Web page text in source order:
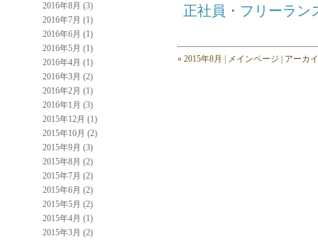
正社員・フリーラ
« 2015年8月 メインページ アーカ
2016年8月 (3)
2016年7月 (1)
2016年6月 (1)
2016年5月 (1)
2016年4月 (1)
2016年3月 (2)
2016年2月 (1)
2016年1月 (3)
2015年12月 (1)
2015年10月 (2)
2015年9月 (3)
2015年8月 (2)
2015年7月 (2)
2015年6月 (2)
2015年5月 (2)
2015年4月 (1)
2015年3月 (2)